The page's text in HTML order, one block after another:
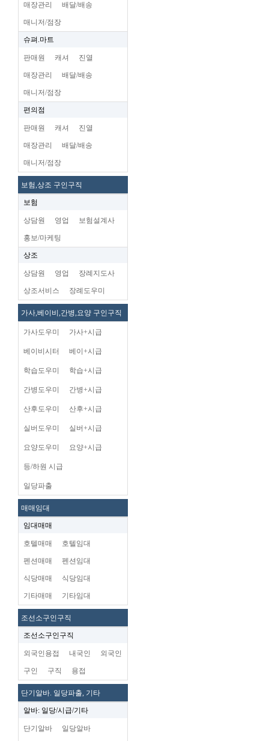
매장관리 배달/배송
매니저/점장
슈펴.마트
판매원 캐셔 진열
매장관리 배달/배송
매니저/점장
편의점
판매원 캐셔 진열
매장관리 배달/배송
매니저/점장
보험,상조 구인구직
보험
상담원 영업 보험설계사
홍보/마케팅
상조
상담원 영업 장례지도사
상조서비스 장례도우미
가사,베이비,간병,요양 구인구직
가사도우미 가사+시급
베이비시터 베이+시급
학습도우미 학습+시급
간병도우미 간병+시급
산후도우미 산후+시급
실버도우미 실버+시급
요양도우미 요양+시급
등/하원 시급
일당파출
매매임대
임대매매
호텔매매 호텔임대
펜션매매 펜션임대
식당매매 식당임대
기타매매 기타임대
조선소구인구직
조선소구인구직
외국인용접 내국인 외국인
구인 구직 용접
단기알바. 일당파출, 기타
알바: 일당/시급/기타
단기알바 일당알바